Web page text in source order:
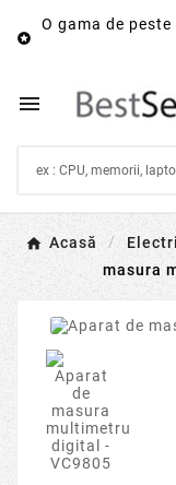

O gama de

Acasă
masura